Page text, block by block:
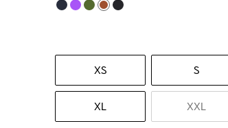
XS S
XL XXL